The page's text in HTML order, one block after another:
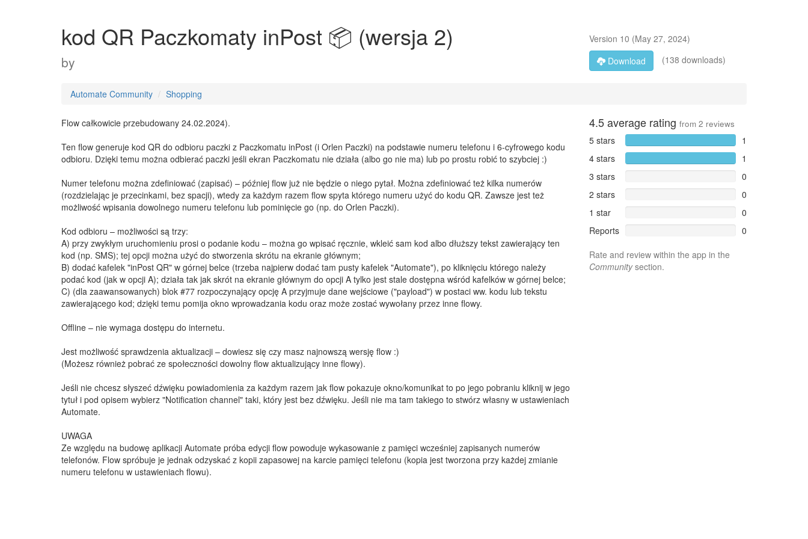
kod QR Paczkomaty inPost 📦 (wersja 2)
by
Version 10 (May 27, 2024)
Download
(138 downloads)
Automate Community Shopping
Flow całkowicie przebudowany 24.02.2024).
Ten flow generuje kod QR do odbioru paczki z Paczkomatu inPost (i Orlen Paczki) na podstawie numeru telefonu i 6-cyfrowego kodu
odbioru. Dzięki temu można odbierać paczki jeśli ekran Paczkomatu nie działa (albo go nie ma) lub po prostu robić to szybciej :)
Numer telefonu można zdefiniować (zapisać) – później flow już nie będzie o niego pytał. Można zdefiniować też kilka numerów
(rozdzielając je przecinkami, bez spacji), wtedy za każdym razem flow spyta którego numeru użyć do kodu QR. Zawsze jest też
możliwość wpisania dowolnego numeru telefonu lub pominięcie go (np. do Orlen Paczki).
Kod odbioru – możliwości są trzy:
A) przy zwykłym uruchomieniu prosi o podanie kodu – można go wpisać ręcznie, wkleić sam kod albo dłuższy tekst zawierający ten
kod (np. SMS); tej opcji można użyć do stworzenia skrótu na ekranie głównym;
B) dodać kafelek "inPost QR" w górnej belce (trzeba najpierw dodać tam pusty kafelek "Automate"), po kliknięciu którego należy
podać kod (jak w opcji A); działa tak jak skrót na ekranie głównym do opcji A tylko jest stale dostępna wśród kafelków w górnej belce;
C) (dla zaawansowanych) blok #77 rozpoczynający opcję A przyjmuje dane wejściowe ("payload") w postaci ww. kodu lub tekstu
zawierającego kod; dzięki temu pomija okno wprowadzania kodu oraz może zostać wywołany przez inne flowy.
Offline – nie wymaga dostępu do internetu.
Jest możliwość sprawdzenia aktualizacji – dowiesz się czy masz najnowszą wersję flow :)
(Możesz również pobrać ze społeczności dowolny flow aktualizujący inne flowy).
Jeśli nie chcesz słyszeć dźwięku powiadomienia za każdym razem jak flow pokazuje okno/komunikat to po jego pobraniu kliknij w jego
tytuł i pod opisem wybierz "Notification channel" taki, który jest bez dźwięku. Jeśli nie ma tam takiego to stwórz własny w ustawieniach
Automate.
UWAGA
Ze względu na budowę aplikacji Automate próba edycji flow powoduje wykasowanie z pamięci wcześniej zapisanych numerów
telefonów. Flow spróbuje je jednak odzyskać z kopii zapasowej na karcie pamięci telefonu (kopia jest tworzona przy każdej zmianie
numeru telefonu w ustawieniach flowu).
4.5average rating from 2 reviews
5 stars
1
4 stars
1
3 stars
0
2 stars
0
1 star
0
Reports
0
Rate and review within the app in the
Communitysection.